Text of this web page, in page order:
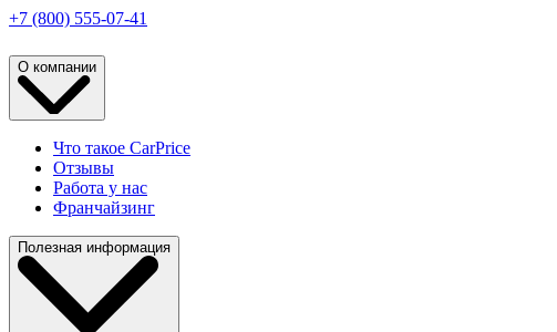
+7 (800) 555-07-41
О компании
Что такое CarPrice
Отзывы
Работа у нас
Франчайзинг
Полезная информация